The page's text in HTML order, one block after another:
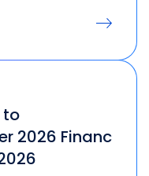
to
2026 Financ